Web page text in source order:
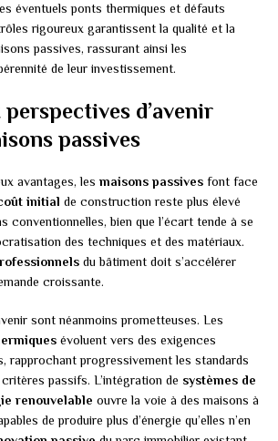
éventuels ponts thermiques et défauts
rigoureux garantissent la qualité et la
passives, rassurant ainsi les
de leur investissement.
d’avenir
passives
avantages, les maisons passives font face
initial de construction reste plus élevé
conventionnelles, bien que l’écart tende à se
des techniques et des matériaux.
du bâtiment doit s’accélérer
croissante.
sont néanmoins prometteuses. Les
évoluent vers des exigences
rapprochant progressivement les standards
passifs. L’intégration de systèmes de
renouvelable ouvre la voie à des maisons à
de produire plus d’énergie qu’elles n’en